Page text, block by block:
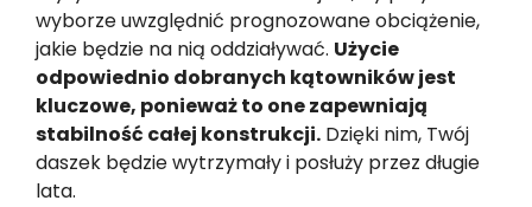
wyborze uwzględnić prognozowane obciążenie,
jakie będzie na nią oddziaływać. Użycie
odpowiednio dobranych kątowników jest
kluczowe, ponieważ to one zapewniają
stabilność całej konstrukcji. Dzięki nim, Twój
daszek będzie wytrzymały i posłuży przez długie
lata.